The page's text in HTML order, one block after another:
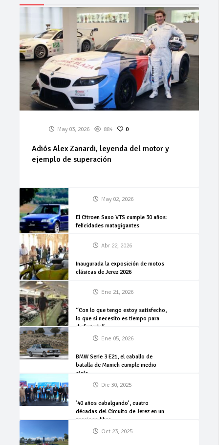
May 03, 2026 884 0
Adiós Alex Zanardi, leyenda del motor y
ejemplo de superación
May 02, 2026
El Citroen Saxo VTS cumple 30 años:
felicidades matagigantes
Abr 22, 2026
Inaugurada la exposición de motos
clásicas de Jerez 2026
Ene 21, 2026
“Con lo que tengo estoy satisfecho,
lo que sí necesito es tiempo para
disfrutarlo”
Ene 05, 2026
BMW Serie 3 E21, el caballo de
batalla de Munich cumple medio
siglo
Dic 30, 2025
’40 años cabalgando’, cuatro
décadas del Circuito de Jerez en un
precioso libro
Oct 23, 2025